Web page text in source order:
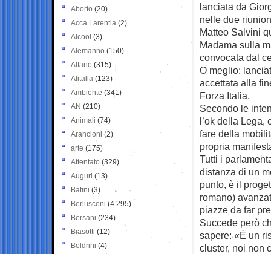
lanciata da
nelle due
Matteo Salvini
Madama sulla
convocata dal
O meglio:
accettata alla
Forza Italia.
Secondo le
l’ok della Lega,
fare della
propria
Tutti i
distanza di un
punto, è il
romano)
piazze da far
Succede però
sapere: «È un
cluster, noi non
Aborto (20)
Acca Larentia (2)
Alcool (3)
Alemanno (150)
Alfano (315)
Alitalia (123)
Ambiente (341)
AN (210)
Animali (74)
Arancioni (2)
arte (175)
Attentato (329)
Auguri (13)
Batini (3)
Berlusconi (4.295)
Bersani (234)
Biasotti (12)
Boldrini (4)